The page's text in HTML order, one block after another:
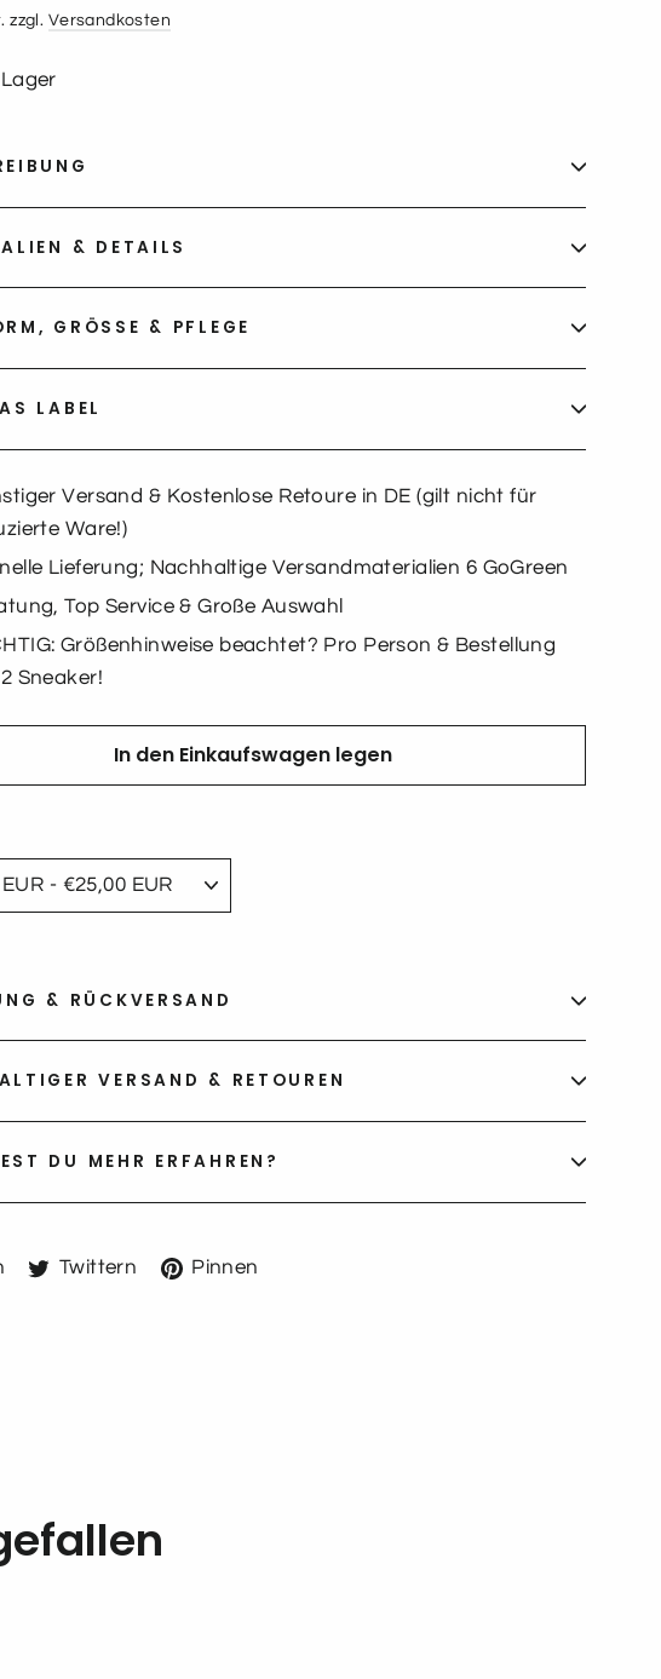
zzgl. Versandkosten
& DETAILS
GRÖSSE & PFLEGE
LABEL
Versand & Kostenlose Retoure in DE (gilt nicht für
Ware!)
Lieferung; Nachhaltige Versandmaterialien 6 GoGreen
Top Service & Große Auswahl
Größenhinweise beachtet? Pro Person & Bestellung
Sneaker!
In den Einkaufswagen legen
& RÜCKVERSAND
VERSAND & RETOUREN
DU MEHR ERFAHREN?
AufTwittern
Auf Pinnen